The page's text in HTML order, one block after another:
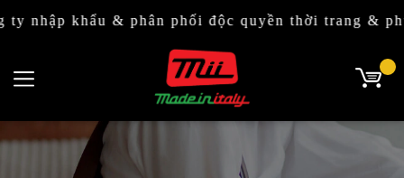
khẩu & phân phối độc quyền thời trang & phụ kiện